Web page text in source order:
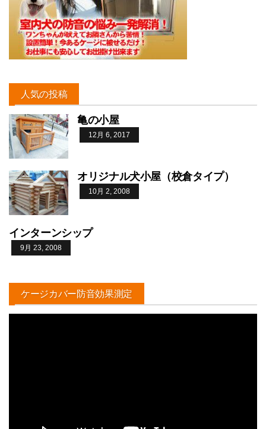
人気の投稿
亀の小屋
12月 6, 2017
オリジナル犬小屋（校倉タイプ）
10月 2, 2008
インターンシップ
9月 23, 2008
ケージカバー防音効果測定